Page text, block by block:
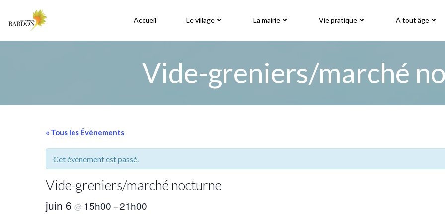
contenu
Accueil Le village La mairie Vie pratique À tout âge
Vide-greniers/marché
« Tous les Évènements
Cet évènement est passé.
Vide-greniers/marché nocturne
juin 6 @ 15h00 –21h00